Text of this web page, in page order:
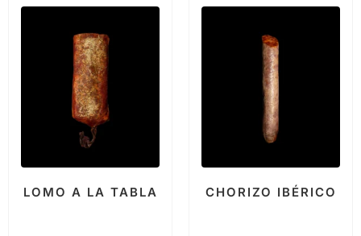
LOMO A LA TABLA CHORIZO IBÉRICO